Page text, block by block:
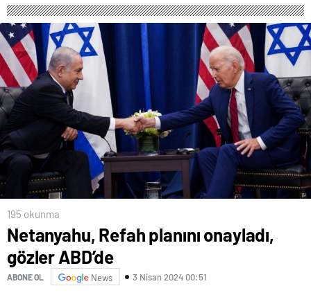
195 okunma
Netanyahu, Refah planını onayladı,
gözler ABD’de
ABONE OL News 3 Nisan 2024 00:51